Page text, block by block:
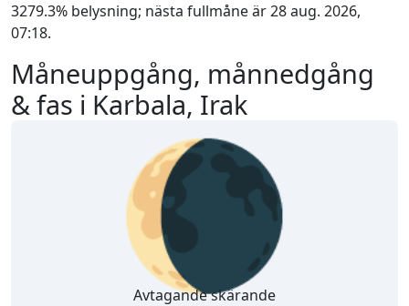
Måneuppgång, månnedgång
& fas i Karbala, Irak
3279.3% belysning; nästa fullmåne är 28 aug. 2026,
07:18.
🌘
Avtagande skärande